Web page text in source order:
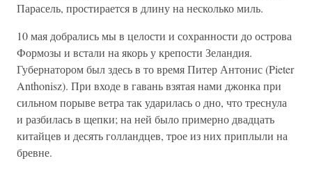
Парасель, простирается в длину на несколько миль.
10 мая добрались мы в целости и сохранности до острова
Формозы и встали на якорь у крепости Зеландия.
Губернатором был здесь в то время Питер Антонис (Pieter
Anthonisz). При входе в гавань взятая нами джонка при
сильном порыве ветра так ударилась о дно, что треснула
и разбилась в щепки; на ней было примерно двадцать
китайцев и десять голландцев, трое из них приплыли на
бревне.